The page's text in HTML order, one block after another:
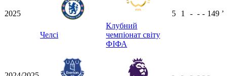
2025
Челсі
Клубний
чемпіонат світу
ФІФА
5 1 - - - 149 ʼ